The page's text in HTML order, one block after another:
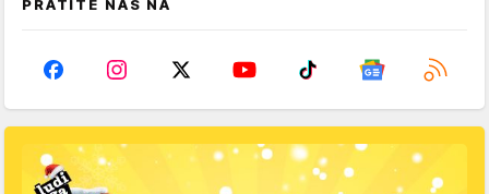
PRATITE NAS NA